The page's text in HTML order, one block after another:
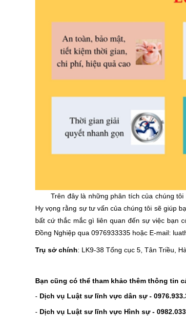
Trên đây là những phân tích của chúng
Hy vọng rằng sự tư vấn của chúng tôi sẽ giúp
bất cứ thắc mắc gì liên quan đến sự việc bạn
Đồng Nghiệp qua 0976933335 hoặc E-mail:
Trụ sở chính: LK9-38 Tổng cục 5, Tân Triều,
Bạn cũng có thể tham khảo thêm thông tin
- Dịch vụ Luật sư lĩnh vực dân sự - 09
- Dịch vụ Luật sư lĩnh vực Hình sự -